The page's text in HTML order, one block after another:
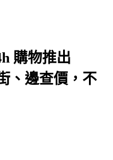
購物推出
、邊查價，不